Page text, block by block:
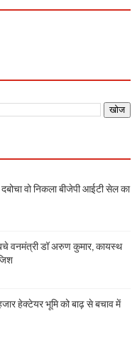
वो निकला बीजेपी आईटी सेल का
वनमंत्री डॉ अरुण कुमार, कायस्थ
हेक्टेयर भूमि को बाढ़ से बचाव में